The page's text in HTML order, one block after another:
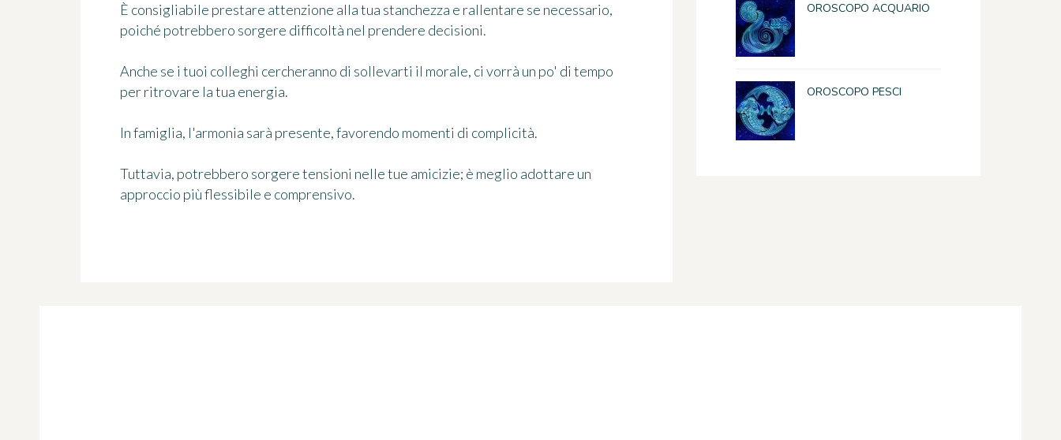
È consigliabile prestare attenzione alla tua stanchezza e rallentare se necessario,
poiché potrebbero sorgere difficoltà nel prendere decisioni.
Anche se i tuoi colleghi cercheranno di sollevarti il morale, ci vorrà un po' di tempo
per ritrovare la tua energia.
In famiglia, l'armonia sarà presente, favorendo momenti di complicità.
Tuttavia, potrebbero sorgere tensioni nelle tue amicizie; è meglio adottare un
approccio più flessibile e comprensivo.
OROSCOPO ACQUARIO
OROSCOPO PESCI